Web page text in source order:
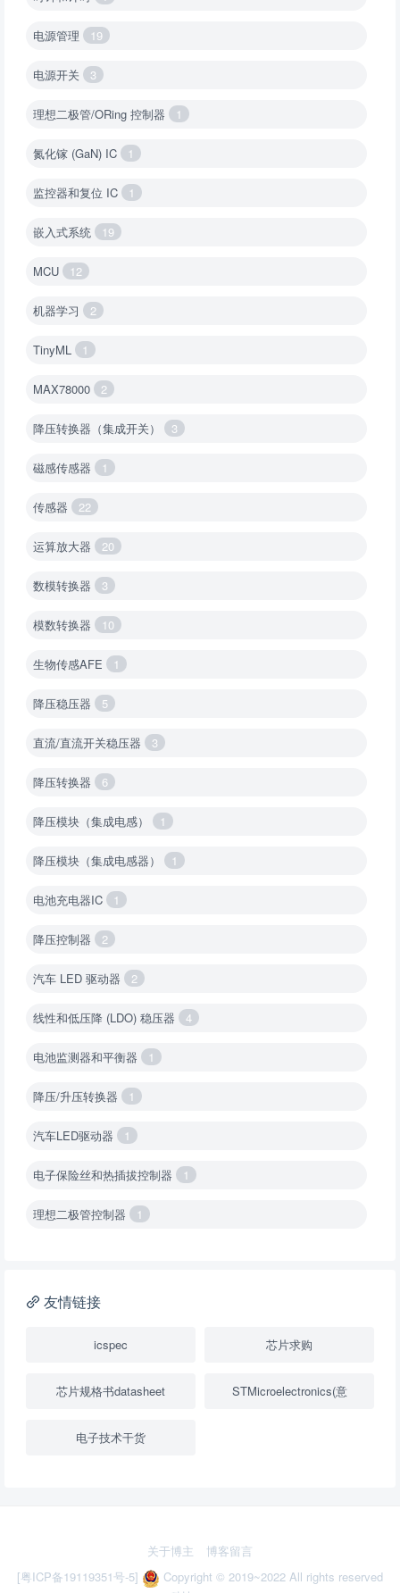
电源管理 19
电源开关 3
理想二极管/ORing 控制器 1
氮化镓 (GaN) IC 1
监控器和复位 IC 1
嵌入式系统 19
MCU 12
机器学习 2
TinyML 1
MAX78000 2
降压转换器（集成开关） 3
磁感传感器 1
传感器 22
运算放大器 20
数模转换器 3
模数转换器 10
生物传感AFE 1
降压稳压器 5
直流/直流开关稳压器 3
降压转换器 6
降压模块（集成电感） 1
降压模块（集成电感器） 1
电池充电器IC 1
降压控制器 2
汽车 LED 驱动器 2
线性和低压降 (LDO) 稳压器 4
电池监测器和平衡器 1
降压/升压转换器 1
汽车LED驱动器 1
电子保险丝和热插拔控制器 1
理想二极管控制器 1
降压转换器（继承开关）
USB隔离器 1
2
友情链接
icspec 芯片求购
芯片规格书datasheet STMicroelectronics(意
电子技术干货
关于博主
博客留言
[粤ICP备19119351号-5]
Copyright © 2019~2022 All rights reserved